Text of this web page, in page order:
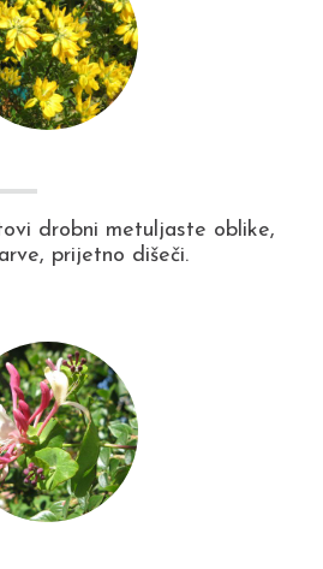
drobni metuljaste oblike,
prijetno dišeči.